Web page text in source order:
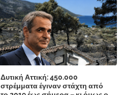
Δυτική Αττική: 450.000
στρέμματα έγιναν στάχτη από